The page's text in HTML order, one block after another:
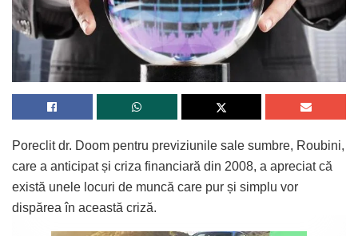
Poreclit dr. Doom pentru previziunile sale sumbre, Roubini,
care a anticipat și criza financiară din 2008, a apreciat că
există unele locuri de muncă care pur și simplu vor
dispărea în această criză.